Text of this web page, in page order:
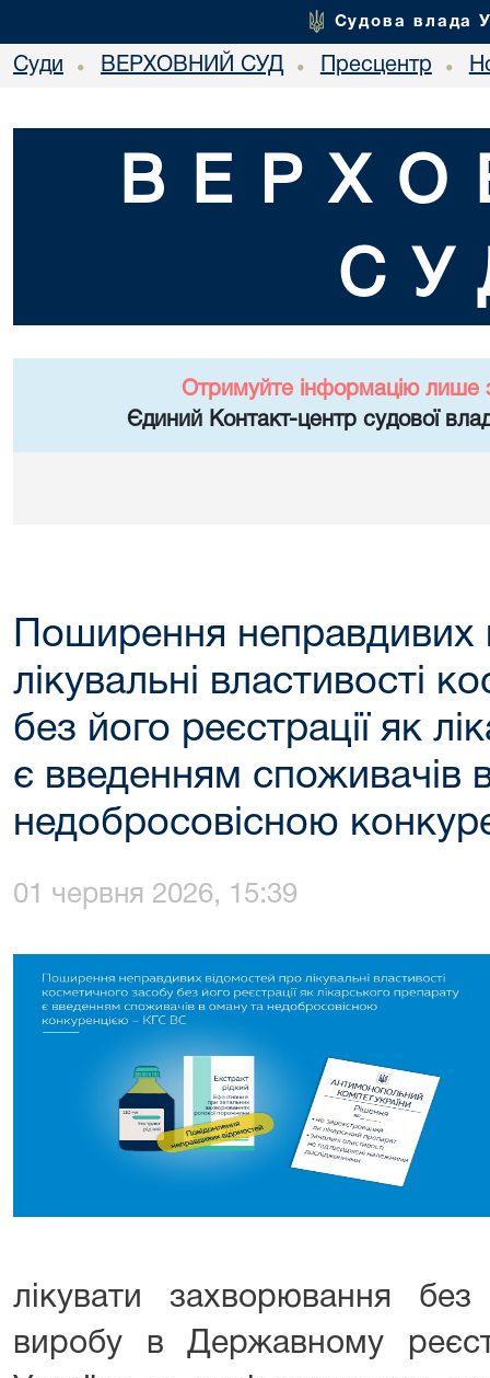
Судова влада
Суди • ВЕРХОВНИЙ СУД • Пресцентр •
Отримуйте інформацію лише
Єдиний Контакт-центр судової
Поширення неправдивих
лікувальні властивості
без його реєстрації як
є введенням споживачів
недобросовісною
01 червня 2026, 15:39
лікувати захворювання без
виробу в Державному